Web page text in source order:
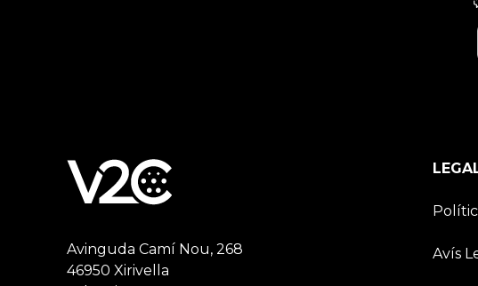
Avinguda Camí Nou, 268
46950 Xirivella
Avís